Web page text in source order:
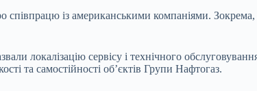
із американськими компаніями.
локалізацію сервісу і технічного
та самостійності об’єктів Групи Нафтогаз.